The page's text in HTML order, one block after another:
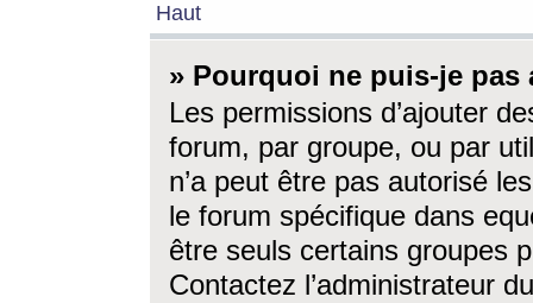
Haut
» Pourquoi ne puis-je
Les permissions d’ajouter
forum, par groupe, ou par
n’a peut être pas autorisé
le forum spécifique dans
être seuls certains groupes
Contactez l’administrateur